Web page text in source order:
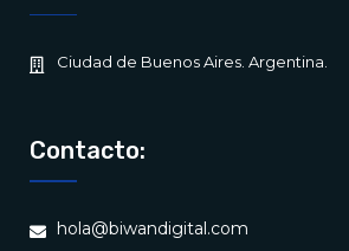
Ciudad de Buenos Aires. Argentina.
Contacto:
hola@biwandigital.com